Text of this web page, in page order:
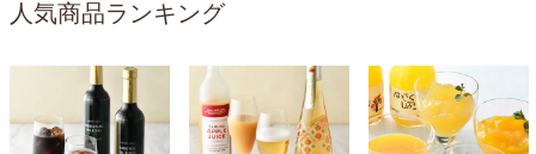
人気商品ランキング